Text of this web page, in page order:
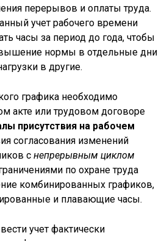
перерывов и оплаты труда.
учет рабочего времени
часы за период до года, чтобы
нормы в отдельные дни
в другие.
графика необходимо
акте или трудовом договоре
присутствия на рабочем
согласования изменений
снепрерывным циклом
по охране труда
комбинированных графиков,
и плавающие часы.
учет фактически